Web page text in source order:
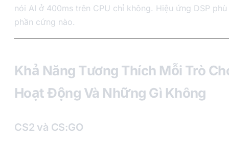
nói AI ở 400ms trên CPU chỉ không. Hiệu ứng DSP
phần cứng nào.
Khả Năng Tương Thích Mỗi Trò
Hoạt Động Và Những Gì Không
CS2 và CS:GO